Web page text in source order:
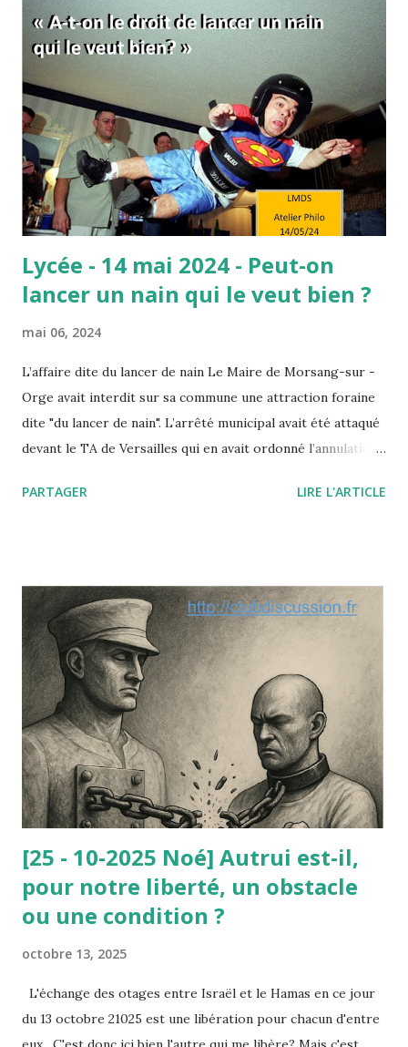
"vraiment" ! Comme si c'était une simple question de
volonté… C’est aussi une manière de vous dire que si vous
fournissiez des efforts, eh bien ils s’avèreraient payants.
C’est donc comme si, de la volonté, découlaient forcément
les efforts, et des efforts les résultats. En fait, derrière
cette formule, se cache l’idée que le travail paie
nécessairement, et donc que celles et ceux qui réussissent
le méritent car il suffit de ...
Lycée - 14 mai 2024 - Peut-on
lancer un nain qui le veut bien ?
mai 06, 2024
L’affaire dite du lancer de nain Le Maire de Morsang-sur -
Orge avait interdit sur sa commune une attraction foraine
dite "du lancer de nain". L’arrêté municipal avait été attaqué
devant le TA de Versailles qui en avait ordonné l’annulation.
en insérant la dignité de la personne humaine à la liste des
de ces principes dégagés par la jurisprudence
administrative ou constitutionnelle. Le paradoxe de cette
affaire est le suivant : le nain était parfaitement consentant
et c’est sa dignité qu’il mettait en avant à l’appui de sa
requête contre l’arrêté municipal : selon lui, ce travail lui
avait redonné sa dignité (avant il vivait du RMI). Or, le
Conseil d’État ne lui a pas donné raison : à la dignité
invoquée par le nain, il a été opposé la d...
PARTAGER LIRE L'ARTICLE
[25 - 10-2025 Noé] Autrui est-il,
pour notre liberté, un obstacle
ou une condition ?
octobre 13, 2025
L'échange des otages entre Israël et le Hamas en ce jour
du 13 octobre 21025 est une libération pour chacun d'entre